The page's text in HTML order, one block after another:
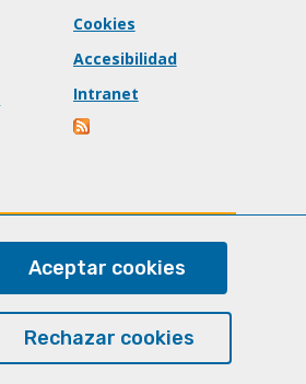
Cookies
Accesibilidad
Intranet
Aceptar cookies
Rechazar cookies